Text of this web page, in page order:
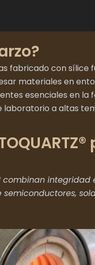
fabricado con sílice
materiales en
esenciales en la
laboratorio a altas
combinan